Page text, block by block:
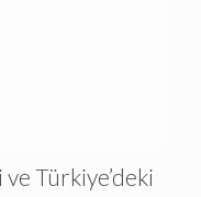
Türkiye’deki